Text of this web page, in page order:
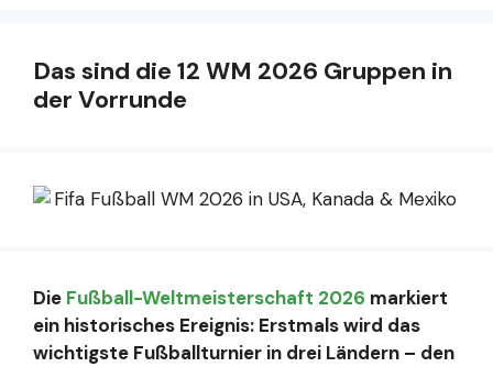
Das sind die 12 WM 2026 Gruppen in
der Vorrunde
Die Fußball-Weltmeisterschaft 2026 markiert
ein historisches Ereignis: Erstmals wird das
wichtigste Fußballturnier in drei Ländern – den